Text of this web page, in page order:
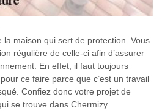
maison qui sert de protection. Vous
régulière de celle-ci afin d’assurer
En effet, il faut toujours
ce faire parce que c’est un travail
Confiez donc votre projet de
se trouve dans Chermizy